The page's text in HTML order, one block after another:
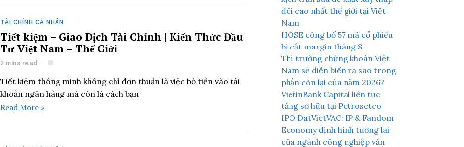
TÀI CHÍNH CÁ NHÂN
Tiết kiệm – Giao Dịch Tài Chính | Kiến Thức Đầu
Tư Việt Nam – Thế Giới
2 mins read
Tiết kiệm thông minh không chỉ đơn thuần là việc bỏ tiền vào tài
khoản ngân hàng mà còn là cách bạn
Read More »
đôi cao nhất thế giới tại Việt
Nam
HOSE công bố 57 mã cổ phiếu
bị cắt margin tháng 8
Thị trường chứng khoán Việt
Nam sẽ diễn biến ra sao trong
phần còn lại của năm 2026?
VietinBank Capital liên tục
tăng sở hữu tại Petrosetco
IPO DatVietVAC: IP & Fandom
Economy định hình tương lai
của ngành công nghiệp văn